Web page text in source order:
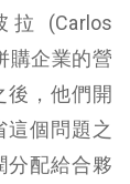
拉 (Carlos
購企業的營
後，他們開
這個問題之
分配給合夥